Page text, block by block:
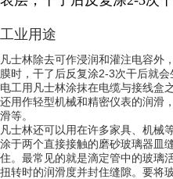
工业用途
凡士林除去可作浸润和灌注电容外
膜时，干了后反复涂2-3次干后就会
电工用凡士林涂抹在电缆与接线盒
还用作轻型机械和精密仪表的润滑
滑等。
凡士林还可以用在许多家具、机械
涂于两个直接接触的磨砂玻璃器皿
住。最常见的就是滴定管中的玻璃
扭转时的润滑度并封住缝隙。要将